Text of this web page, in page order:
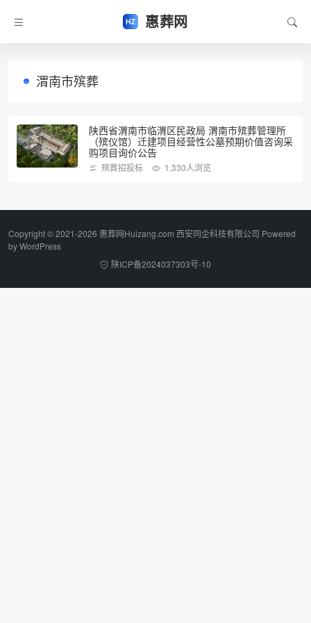
惠葬网
渭南市殡葬
陕西省渭南市临渭区民政局 渭南市殡葬管理所
（殡仪馆）迁建项目经营性公墓预期价值咨询采
购项目询价公告
殡葬招投标 1,330人浏览
Copyright © 2021-2026 惠葬网Huizang.com 西安同企科技有限公司 Powered
byWordPress
陕ICP备2024037303号-10